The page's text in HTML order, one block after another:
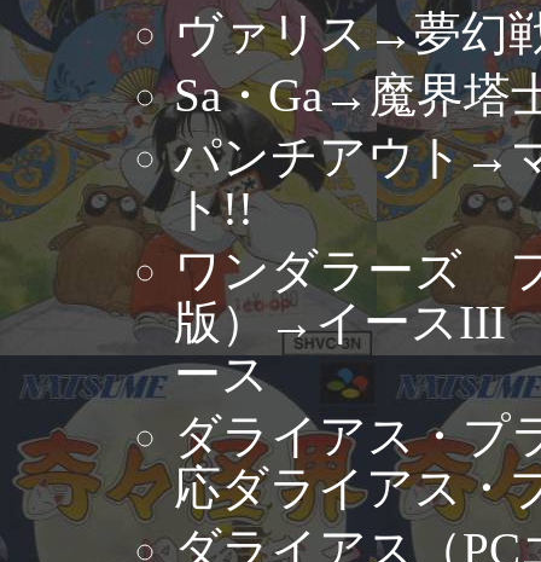
ヴァリス→夢幻
Sa・Ga→魔界塔
パンチアウト→
ト!!
ワンダラーズ
版）→イース
ース
ダライアス・プ
応ダライアス・
ダライアス（